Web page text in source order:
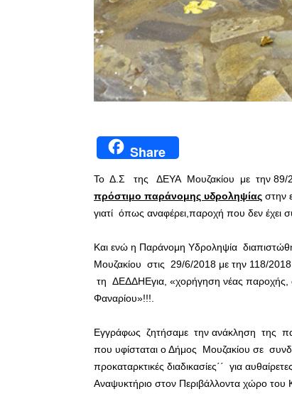
Share
Το Δ.Σ της ΔΕΥΑ Μουζακίου με την 89/
πρόστιμο παράνομης υδροληψίας στην
γιατί όπως αναφέρει,παροχή που δεν έχει
Και ενώ η Παράνομη Υδροληψία
Μουζακίου στις 29/6/2018 με την 118/
τη ΔΕΔΔΗΕγια, «χορήγηση νέας παροχής,
Φαναρίου»!!!.
Εγγράφως ζητήσαμε την ανάκληση της
που υφίσταται ο Δήμος Μουζακίου σε
προκαταρκτικές διαδικασίες΄΄ για
Αναψυκτήριο στον Περιβάλλοντα χώρο του